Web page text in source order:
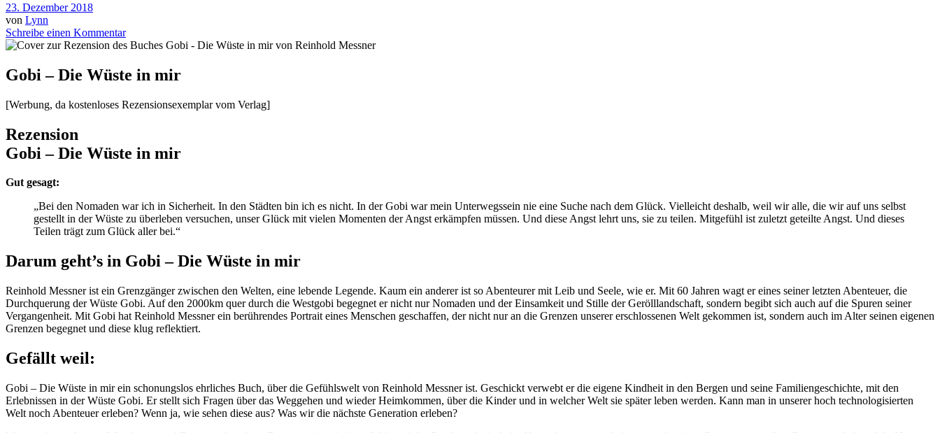
23. Dezember 2018
von Lynn
Schreibe einen Kommentar
Gobi – Die Wüste in mir
[Werbung, da kostenloses Rezensionsexemplar vom Verlag]
Rezension
Gobi – Die Wüste in mir
Gut gesagt:
„Bei den Nomaden war ich in Sicherheit. In den Städten bin ich es nicht. In der Gobi war mein Unterwegssein nie eine Suche nach dem Glück. Vielleicht deshalb, weil wir alle, die wir auf uns selbst
gestellt in der Wüste zu überleben versuchen, unser Glück mit vielen Momenten der Angst erkämpfen müssen. Und diese Angst lehrt uns, sie zu teilen. Mitgefühl ist zuletzt geteilte Angst. Und dieses
Teilen trägt zum Glück aller bei.“
Darum geht’s in Gobi – Die Wüste in mir
Reinhold Messner ist ein Grenzgänger zwischen den Welten, eine lebende Legende. Kaum ein anderer ist so Abenteurer mit Leib und Seele, wie er. Mit 60 Jahren wagt er eines seiner letzten Abenteuer, die
Durchquerung der Wüste Gobi. Auf den 2000km quer durch die Westgobi begegnet er nicht nur Nomaden und der Einsamkeit und Stille der Gerölllandschaft, sondern begibt sich auch auf die Spuren seiner
Vergangenheit. Mit Gobi hat Reinhold Messner ein berührendes Portrait eines Menschen geschaffen, der nicht nur an die Grenzen unserer erschlossenen Welt gekommen ist, sondern auch im Alter seinen eigenen
Grenzen begegnet und diese klug reflektiert.
Gefällt weil:
Gobi – Die Wüste in mir ein schonungslos ehrliches Buch, über die Gefühlswelt von Reinhold Messner ist. Geschickt verwebt er die eigene Kindheit in den Bergen und seine Familiengeschichte, mit den
Erlebnissen in der Wüste Gobi. Er stellt sich Fragen über das Weggehen und wieder Heimkommen, über die Kinder und in welcher Welt sie später leben werden. Kann man in unserer hoch technologisierten
Welt noch Abenteuer erleben? Wenn ja, wie sehen diese aus? Was wir die nächste Generation erleben?